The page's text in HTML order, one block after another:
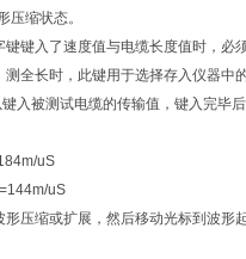
缩状态。
键入了速度值与电缆长度值时，必
全长时，此键用于选择存入仪器中
入被测试电缆的传输值，键入完毕
uS
uS
压缩或扩展，然后移动光标到波形